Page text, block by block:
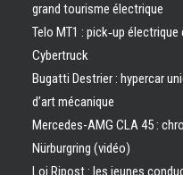
grand tourisme électrique
Telo MT1 : pick‑up
Cybertruck
Bugatti Destrier : hypercar
d’art mécanique
Mercedes-AMG CLA 45 :
Nürburgring (vidéo)
Loi Ripost : les jeunes